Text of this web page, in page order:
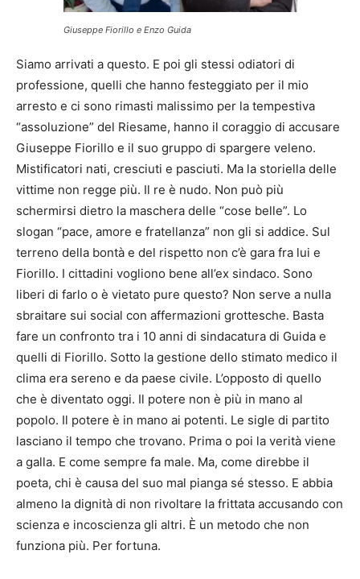
Giuseppe Fiorillo e Enzo Guida
Siamo arrivati a questo. E poi gli stessi odiatori di
professione, quelli che hanno festeggiato per il mio
arresto e ci sono rimasti malissimo per la tempestiva
“assoluzione” del Riesame, hanno il coraggio di accusare
Giuseppe Fiorillo e il suo gruppo di spargere veleno.
Mistificatori nati, cresciuti e pasciuti. Ma la storiella delle
vittime non regge più. Il re è nudo. Non può più
schermirsi dietro la maschera delle “cose belle”. Lo
slogan “pace, amore e fratellanza” non gli si addice. Sul
terreno della bontà e del rispetto non c’è gara fra lui e
Fiorillo. I cittadini vogliono bene all’ex sindaco. Sono
liberi di farlo o è vietato pure questo? Non serve a nulla
sbraitare sui social con affermazioni grottesche. Basta
fare un confronto tra i 10 anni di sindacatura di Guida e
quelli di Fiorillo. Sotto la gestione dello stimato medico il
clima era sereno e da paese civile. L’opposto di quello
che è diventato oggi. Il potere non è più in mano al
popolo. Il potere è in mano ai potenti. Le sigle di partito
lasciano il tempo che trovano. Prima o poi la verità viene
a galla. E come sempre fa male. Ma, come direbbe il
poeta, chi è causa del suo mal pianga sé stesso. E abbia
almeno la dignità di non rivoltare la frittata accusando con
scienza e incoscienza gli altri. È un metodo che non
funziona più. Per fortuna.